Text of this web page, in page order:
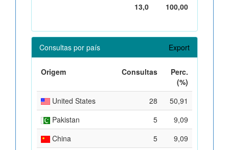
13,0
100,00
Consultas por país Export
Origem Consultas
Perc.
(%)
United States
28
50,91
Pakistan
5
9,09
China
5
9,09